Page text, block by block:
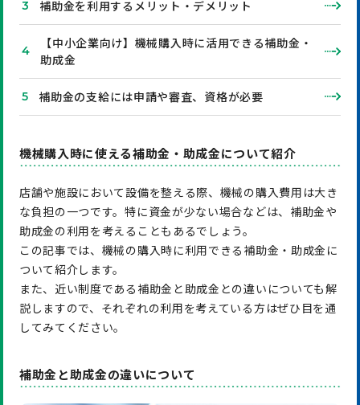
補助金を利用するメリット・デメリット
【中小企業向け】機械購入時に活用できる補助金・
助成金
補助金の支給には申請や審査、資格が必要
機械購入時に使える補助金・助成金について紹介
店舗や施設において設備を整える際、機械の購入費用は大き
な負担の一つです。特に資金が少ない場合などは、補助金や
助成金の利用を考えることもあるでしょう。
この記事では、機械の購入時に利用できる補助金・助成金に
ついて紹介します。
また、近い制度である補助金と助成金との違いについても解
説しますので、それぞれの利用を考えている方はぜひ目を通
してみてください。
補助金と助成金の違いについて